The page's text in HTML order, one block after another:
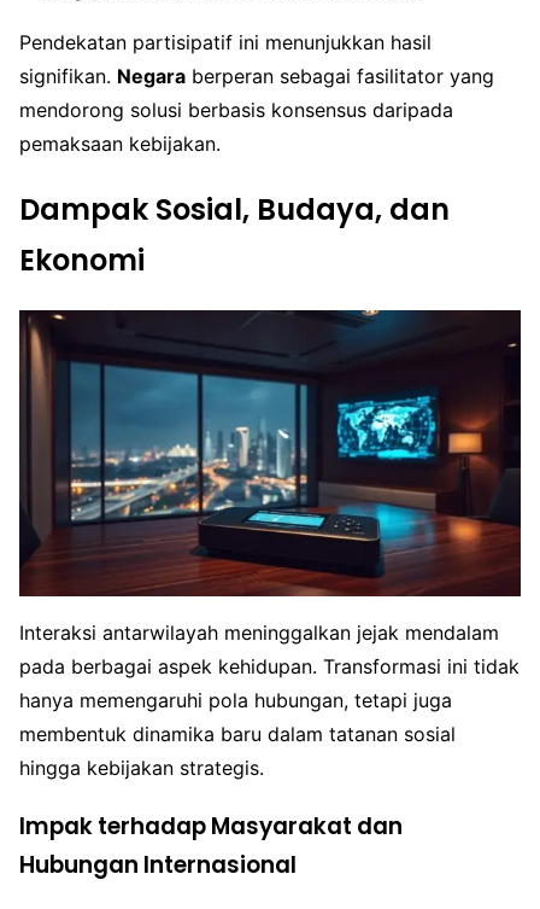
Pendekatan partisipatif ini menunjukkan hasil
signifikan. Negara berperan sebagai fasilitator yang
mendorong solusi berbasis konsensus daripada
pemaksaan kebijakan.
Dampak Sosial, Budaya, dan
Ekonomi
Interaksi antarwilayah meninggalkan jejak mendalam
pada berbagai aspek kehidupan. Transformasi ini tidak
hanya memengaruhi pola hubungan, tetapi juga
membentuk dinamika baru dalam tatanan sosial
hingga kebijakan strategis.
Impak terhadap Masyarakat dan
Hubungan Internasional